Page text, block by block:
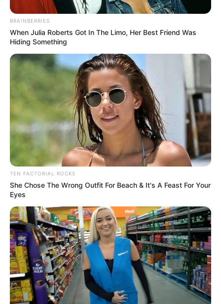
BRAINBERRIES
When Julia Roberts Got In The Limo, Her Best Friend Was
Hiding Something
TEN FACTORIAL ROCKS
She Chose The Wrong Outfit For Beach & It's A Feast For Your
Eyes